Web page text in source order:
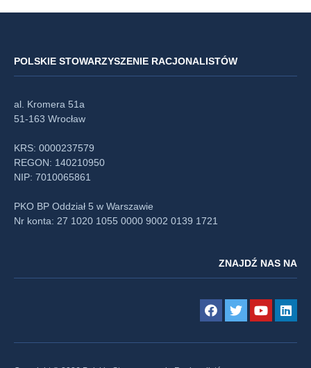
POLSKIE STOWARZYSZENIE RACJONALISTÓW
al. Kromera 51a
51-163 Wrocław
KRS: 0000237579
REGON: 140210950
NIP: 7010065861
PKO BP Oddział 5 w Warszawie
Nr konta: 27 1020 1055 0000 9002 0139 1721
ZNAJDŹ NAS NA